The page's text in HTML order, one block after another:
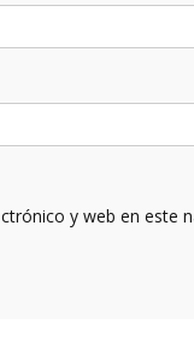
y web en este